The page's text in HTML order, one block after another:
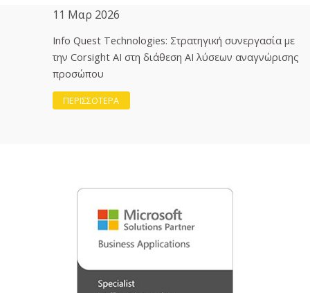
11 Μαρ 2026
Info Quest Technologies: Στρατηγική συνεργασία με
την Corsight AI στη διάθεση ΑΙ λύσεων αναγνώρισης
προσώπου
ΠΕΡΙΣΣΟΤΕΡΑ